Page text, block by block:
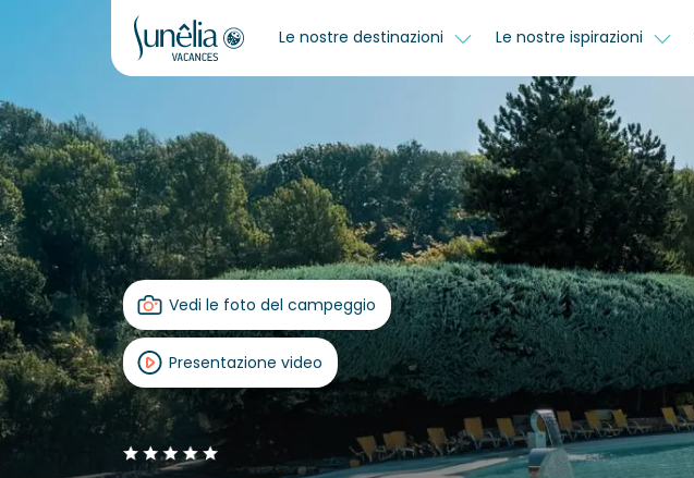
Le nostre destinazioni Le nostre ispirazioni
Vedi le foto del campeggio
Presentazione video